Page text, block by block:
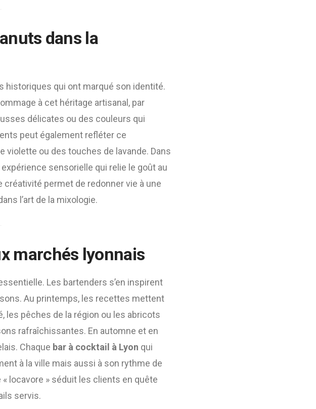
dans la
historiques qui ont marqué son identité.
à cet héritage artisanal, par
délicates ou des couleurs qui
peut également refléter ce
violette ou des touches de lavande. Dans
sensorielle qui relie le goût au
créativité permet de redonner vie à une
l’art de la mixologie.
marchés lyonnais
Les bartenders s’en inspirent
Au printemps, les recettes mettent
les pêches de la région ou les abricots
rafraîchissantes. En automne et en
Chaque bar à cocktail à Lyon qui
à la ville mais aussi à son rythme de
locavore » séduit les clients en quête
servis.